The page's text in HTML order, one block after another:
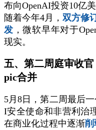
布向OpenAI投资10亿
随着今年4月，双方修
发 ，微软早年对于
现实。
五、第二周庭审收
pic合并
5月8日，第二周最后
I安全使命和非营利治
在商业化过程中逐渐削